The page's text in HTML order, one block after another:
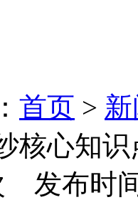
首页 >
核心知识
发布时间